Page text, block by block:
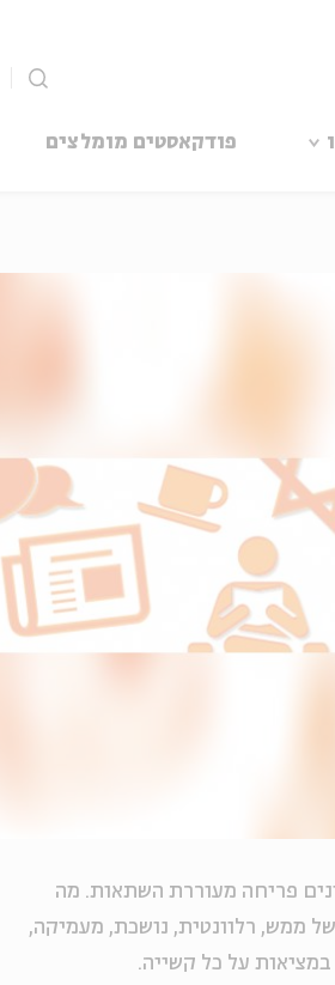
פודקאסטים מומלצים
פריחה מעוררת השתאות. מה
ממש, רלוונטית, נושכת, מעמיקה,
במציאות על כל קשייה.